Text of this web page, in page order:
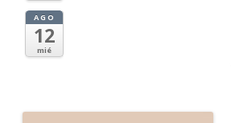
AGO
12
mié